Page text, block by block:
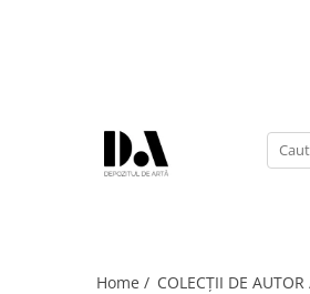
Petre ABRUDAN (1907-1979)
Home / COLECȚII DE AUTOR